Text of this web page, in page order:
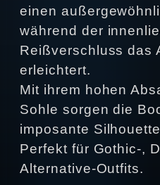
einen
während der
Reißverschluss das
erleichtert.
Mit ihrem hohen
Sohle sorgen die
imposante
Perfekt für Gothic-,
Alternative-Outfits.